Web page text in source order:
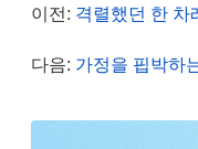
저는 부모님이 종
무 고통스럽다고
핍박하시는 것은
이전: 격렬했던 한 차
다음: 가정을 핍박하